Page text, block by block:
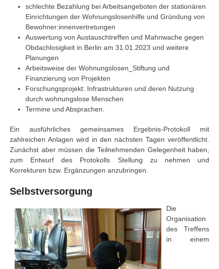
schlechte Bezahlung bei Arbeitsangeboten der stationären
Einrichtungen der Wohnungslosenhilfe und Gründung von
Bewohner:innenvertretungen
Auswertung von Austauschtreffen und Mahnwache gegen
Obdachlosigkeit in Berlin am 31.01.2023 und weitere
Planungen
Arbeitsweise der Wohnungslosen_Stiftung und
Finanzierung von Projekten
Forschungsprojekt: Infrastrukturen und deren Nutzung
durch wohnungslose Menschen
Termine und Absprachen.
Ein ausführliches gemeinsames Ergebnis-Protokoll mit
zahlreichen Anlagen wird in den nächsten Tagen veröffentlicht.
Zunächst aber müssen die Teilnehmenden Gelegenheit haben,
zum Entwurf des Protokolls Stellung zu nehmen und
Korrekturen bzw. Ergänzungen anzubringen.
Selbstversorgung
Die
Organisation
des Treffens
in einem